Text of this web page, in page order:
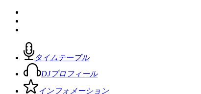
タイムテーブル
DJプロフィール
インフォメーション